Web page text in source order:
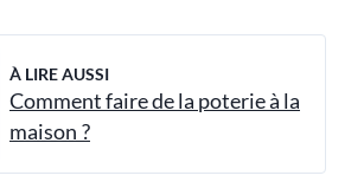
À LIRE AUSSI
Comment faire de la poterie à la
maison ?